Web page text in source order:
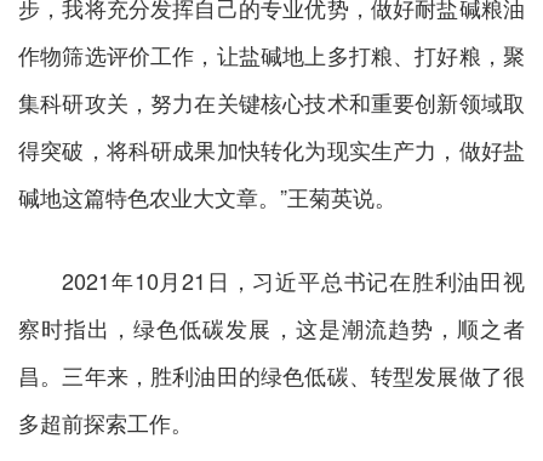
步，我将充分发挥自己的专业优势，做好耐盐碱粮油
作物筛选评价工作，让盐碱地上多打粮、打好粮，聚
集科研攻关，努力在关键核心技术和重要创新领域取
得突破，将科研成果加快转化为现实生产力，做好盐
碱地这篇特色农业大文章。”王菊英说。
2021年10月21日，习近平总书记在胜利油田视
察时指出，绿色低碳发展，这是潮流趋势，顺之者
昌。三年来，胜利油田的绿色低碳、转型发展做了很
多超前探索工作。